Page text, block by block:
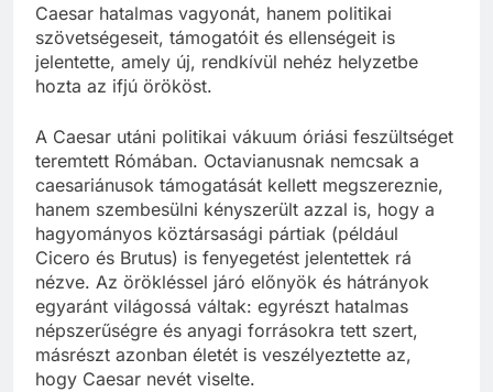
Caesar hatalmas vagyonát, hanem politikai
szövetségeseit, támogatóit és ellenségeit is
jelentette, amely új, rendkívül nehéz helyzetbe
hozta az ifjú örököst.
A Caesar utáni politikai vákuum óriási feszültséget
teremtett Rómában. Octavianusnak nemcsak a
caesariánusok támogatását kellett megszereznie,
hanem szembesülni kényszerült azzal is, hogy a
hagyományos köztársasági pártiak (például
Cicero és Brutus) is fenyegetést jelentettek rá
nézve. Az örökléssel járó előnyök és hátrányok
egyaránt világossá váltak: egyrészt hatalmas
népszerűségre és anyagi forrásokra tett szert,
másrészt azonban életét is veszélyeztette az,
hogy Caesar nevét viselte.